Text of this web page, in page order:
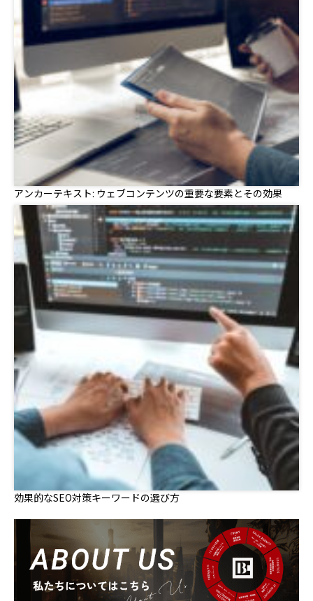
アンカーテキスト: ウェブコンテンツの重要な要素とその効果
効果的なSEO対策キーワードの選び方